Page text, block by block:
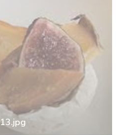
13.jpg